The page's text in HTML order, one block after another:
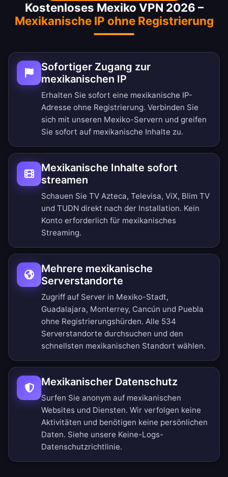
Kostenloses Mexiko VPN 2026 –
Mexikanische IP ohne Registrierung
Sofortiger Zugang zur
mexikanischen IP
Erhalten Sie sofort eine mexikanische IP-
Adresse ohne Registrierung. Verbinden Sie
sich mit unseren Mexiko-Servern und greifen
Sie sofort auf mexikanische Inhalte zu.
Mexikanische Inhalte sofort
streamen
Schauen Sie TV Azteca, Televisa, ViX, Blim TV
und TUDN direkt nach der Installation. Kein
Konto erforderlich für mexikanisches
Streaming.
Mehrere mexikanische
Serverstandorte
Zugriff auf Server in Mexiko-Stadt,
Guadalajara, Monterrey, Cancún und Puebla
ohne Registrierungshürden. Alle 534
Serverstandorte durchsuchen und den
schnellsten mexikanischen Standort wählen.
Mexikanischer Datenschutz
Surfen Sie anonym auf mexikanischen
Websites und Diensten. Wir verfolgen keine
Aktivitäten und benötigen keine persönlichen
Daten. Siehe unsere Keine-Logs-
Datenschutzrichtlinie.